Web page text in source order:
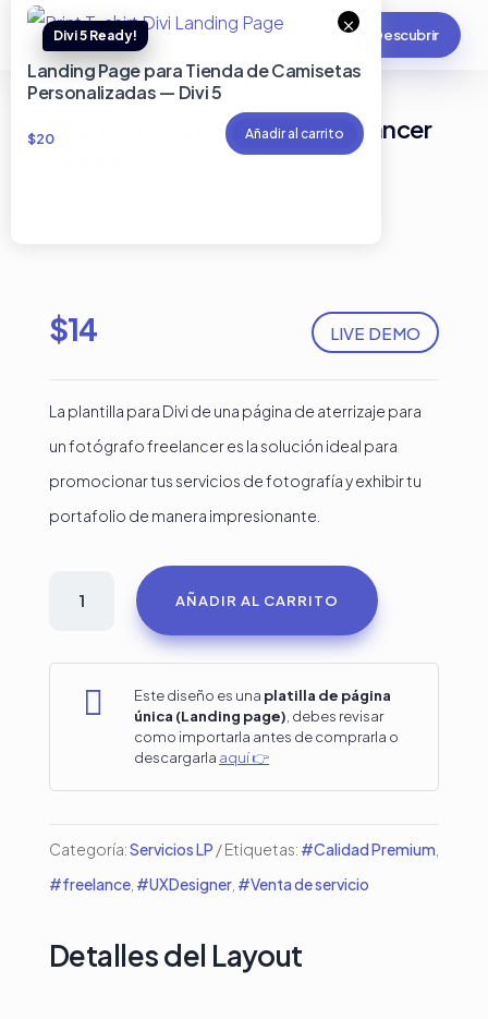
Descubrir
Plantilla para Fotógrafo Freelancer
LIVE DEMO
$14
La plantilla para Divi de una página de aterrizaje para
un fotógrafo freelancer es la solución ideal para
promocionar tus servicios de fotografía y exhibir tu
portafolio de manera impresionante.
Freelancer
cantidad
AÑADIR AL CARRITO
 Este diseño es una platilla de página
única (Landing page) , debes revisar
como importarla antes de comprarla o
descargarla aquí 👉
Categoría:Servicios LP Etiquetas: #Calidad Premium
#freelance, #UXDesigner, #Venta de servicio
Detalles del Layout
×
Landing Page para Tienda de Camisetas
Personalizadas — Divi 5
$20 Añadir al carrito